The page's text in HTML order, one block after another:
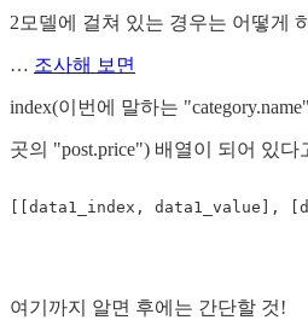
2모델에 걸쳐 있는 경우는 어떻게
… 조사해 보면
index(이번에 말하는
곳의 "post.price") 배열이 되어 있다
여기까지 알면 후에는 간단할 것!